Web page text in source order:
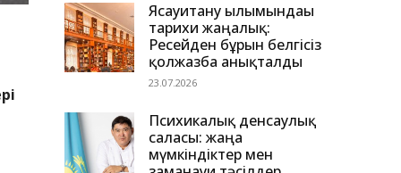
Ясауитану ғылымындағы
тарихи жаңалық:
Ресейден бұрын белгісіз
қолжазба анықталды
23.07.2026
Психикалық денсаулық
саласы: жаңа
мүмкіндіктер мен